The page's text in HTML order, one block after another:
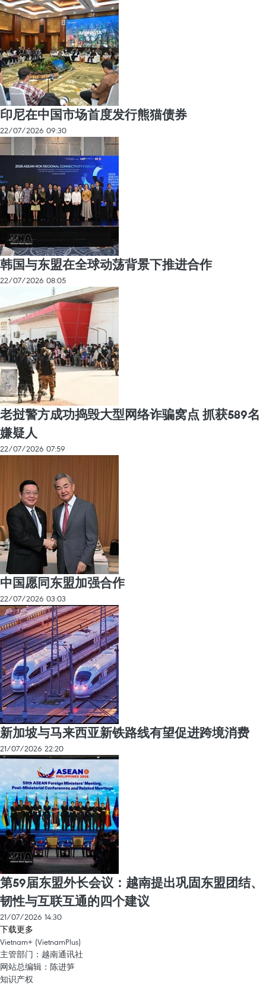
印尼在中国市场首度发行熊猫债券
22/07/2026 09:30
韩国与东盟在全球动荡背景下推进合作
22/07/2026 08:05
老挝警方成功捣毁大型网络诈骗窝点 抓获589名
嫌疑人
22/07/2026 07:59
中国愿同东盟加强合作
22/07/2026 03:03
新加坡与马来西亚新铁路线有望促进跨境消费
21/07/2026 22:20
第59届东盟外长会议：越南提出巩固东盟团结、
韧性与互联互通的四个建议
21/07/2026 14:30
下载更多
Vietnam+ (VietnamPlus)
主管部门：越南通讯社
网站总编辑：陈进笋
知识产权